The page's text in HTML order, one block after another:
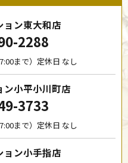
ョン東大和店
2288
まで）定休日 なし
ン小平小川町店
3733
まで）定休日 なし
ョン小手指店